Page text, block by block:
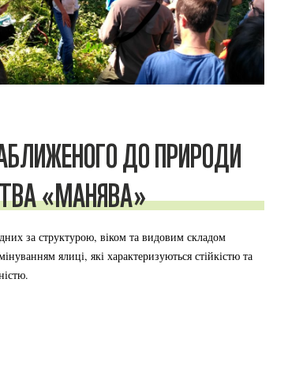
ДО ПРИРОДИ
«МАНЯВА»
за структурою, віком та видовим складом
ялиці, які характеризуються стійкістю та